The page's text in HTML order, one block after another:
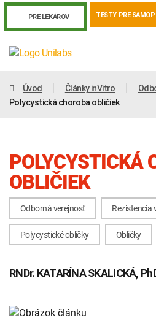
PRE LEKÁROV TESTY PRE
Genetika Covid-19
Human papillomavirus (HPV)
Úvod Články inVitro
Polycystická choroba obličiek
POLYCYSTICKÁ
OBLIČIEK
Odborná verejnosť Rezistencia
Polycystické obličky Obličky
RNDr. KATARÍNA SKALICKÁ,